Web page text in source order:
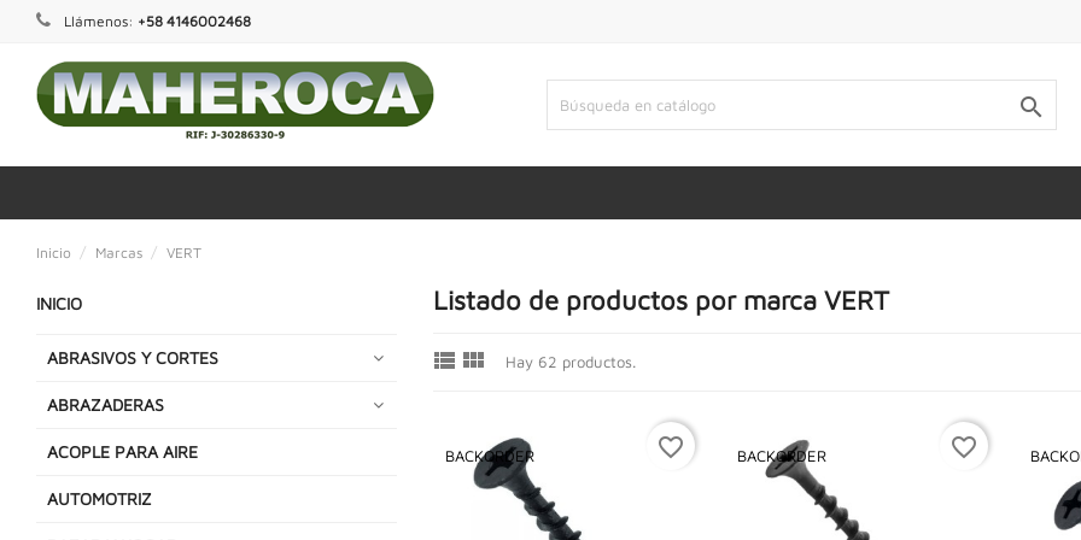
Llámenos: +58 4146002468

Inicio Marcas VERT
INICIO
ABRASIVOS Y CORTES
ABRAZADERAS
ACOPLE PARA AIRE
AUTOMOTRIZ
Listado de productos por marca VERT
  Hay 62 productos.
BACKORDER favorite_border BACKORDER favorite_border